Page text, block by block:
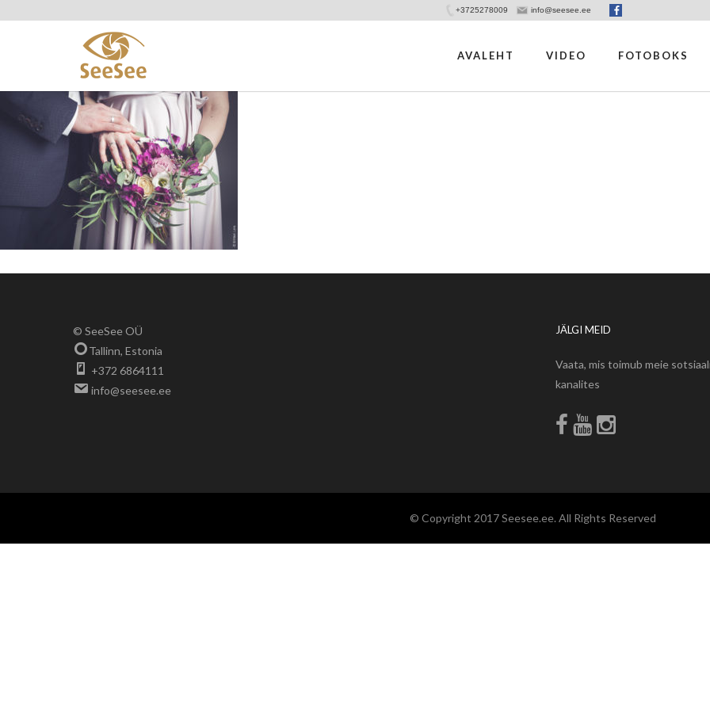
+3725278009 info@seesee.ee
AVALEHT VIDEO FOTOBOKS
© SeeSee OÜ
Tallinn, Estonia
+372 6864111
info@seesee.ee
JÄLGI MEID
Vaata, mis toimub meie
kanalites
© Copyright 2017 Seesee.ee. All Rights Reserved